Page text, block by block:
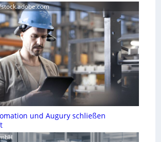
und Augury schließen